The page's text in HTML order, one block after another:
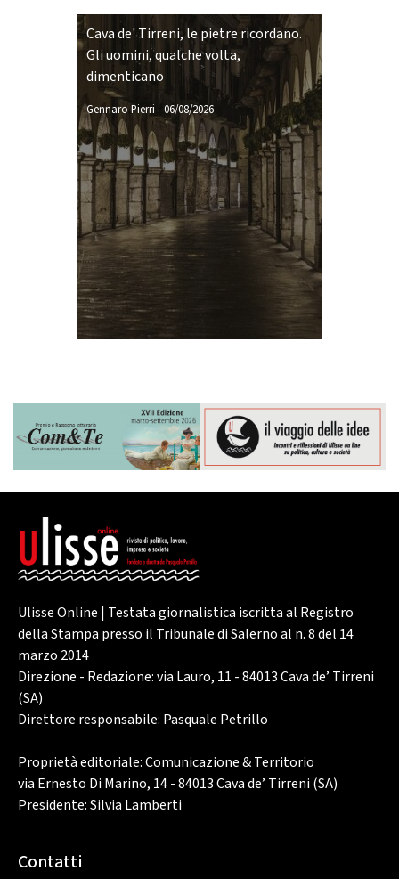
Cava de' Tirreni, le pietre ricordano.
Gli uomini, qualche volta,
dimenticano
Gennaro Pierri -06/08/2026
Ulisse Online | Testata giornalistica iscritta al Registro
della Stampa presso il Tribunale di Salerno al n. 8 del 14
marzo 2014
Direzione - Redazione: via Lauro, 11 - 84013 Cava de’ Tirreni
(SA)
Direttore responsabile: Pasquale Petrillo
Proprietà editoriale: Comunicazione & Territorio
via Ernesto Di Marino, 14 - 84013 Cava de’ Tirreni (SA)
Presidente: Silvia Lamberti
Contatti